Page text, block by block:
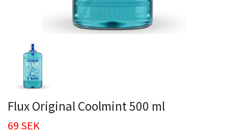
Flux Original Coolmint 500 ml
69 SEK